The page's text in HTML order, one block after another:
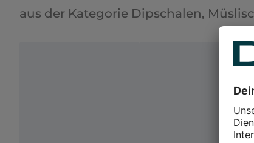
aus der Kategorie Dipschalen,